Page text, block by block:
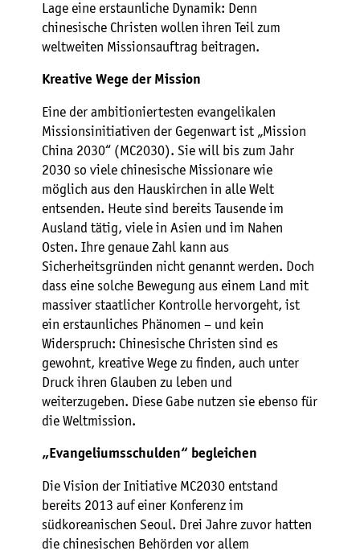
Lage eine erstaunliche Dynamik: Denn
chinesische Christen wollen ihren Teil zum
weltweiten Missionsauftrag beitragen.
Kreative Wege der Mission
Eine der ambitioniertesten evangelikalen
Missionsinitiativen der Gegenwart ist „Mission
China 2030“ (MC2030). Sie will bis zum Jahr
2030 so viele chinesische Missionare wie
möglich aus den Hauskirchen in alle Welt
entsenden. Heute sind bereits Tausende im
Ausland tätig, viele in Asien und im Nahen
Osten. Ihre genaue Zahl kann aus
Sicherheitsgründen nicht genannt werden. Doch
dass eine solche Bewegung aus einem Land mit
massiver staatlicher Kontrolle hervorgeht, ist
ein erstaunliches Phänomen – und kein
Widerspruch: Chinesische Christen sind es
gewohnt, kreative Wege zu finden, auch unter
Druck ihren Glauben zu leben und
weiterzugeben. Diese Gabe nutzen sie ebenso für
die Weltmission.
„Evangeliumsschulden“ begleichen
Die Vision der Initiative MC2030 entstand
bereits 2013 auf einer Konferenz im
südkoreanischen Seoul. Drei Jahre zuvor hatten
die chinesischen Behörden vor allem